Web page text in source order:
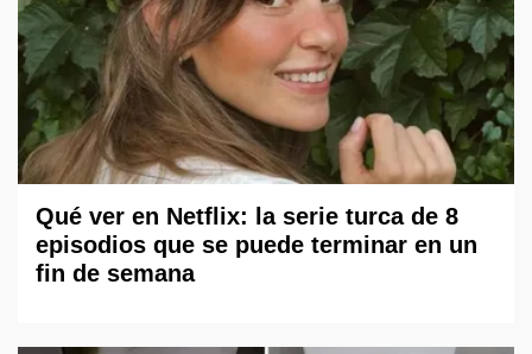
Qué ver en Netflix: la serie turca de 8
episodios que se puede terminar en un
fin de semana